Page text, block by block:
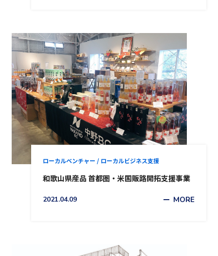
ローカルベンチャー / ローカルビジネス支援
和歌山県産品 首都圏・米国販路開拓支援事業
2021.04.09 MORE